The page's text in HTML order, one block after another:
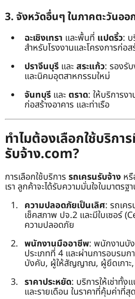
3. จังหวัดอื่นๆ ในภาคตะวันออ
ฉะเชิงเทรา และพื้นที่ แปดริ้ว: บ
สำหรับโรงงานและโครงการก่อส
ปราจีนบุรี และสระแก้ว: รองรั
และนิคมอุตสาหกรรมใหม่
จันทบุรี และ ตราด: ให้บริการง
ก่อสร้างอาคาร และท่าเรือ
ทำไมต้องเลือกใช้บริกา
รับจ้าง.com?
การเลือกใช้บริการ รถเครนรับจ้าง ห
เรา ลูกค้าจะได้รับความมั่นใจในมาตรฐ
ความปลอดภัยเป็นเลิศ: รถเค
เช็คสภาพ ปจ.2 และมีใบเซอร์
ความปลอดภัย
พนักงานมืออาชีพ: พนักงานบั
ประเภทที่ 4 และผ่านการอบรม
บังคับ, ผู้ให้สัญญาณ, ผู้ยึดเกา
ราคาประหยัด: บริการให้เช่าทั้ง
และรายเดือน ในราคาที่คุ้มค่าที่สุด